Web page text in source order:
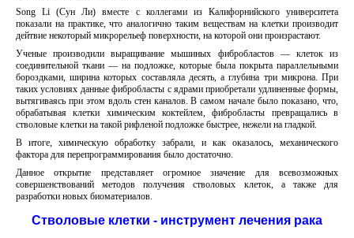
Song Li (Сун Ли) вместе с коллегами из Калифорнийского университета
показали на практике, что аналогично таким веществам на клетки производит
дейтвие некоторый микрорельеф поверхности, на которой они произрастают.
Ученые производили выращивание мышиных фибробластов — клеток из
соединительной ткани — на подложке, которые была покрыта параллельными
бороздками, ширина которых составляла десять, а глубина три микрона. При
таких условиях данные фибробласты с ядрами приобретали удлиненные формы,
вытягиваясь при этом вдоль стен каналов. В самом начале было показано, что,
обрабатывая клетки химическим коктейлем, фибробласты превращались в
стволовые клетки на такой рифленой подложке быстрее, нежели на гладкой.
В итоге, химическую обработку забрали, и как оказалось, механического
фактора для перепрограммирования было достаточно.
Данное открытие представляет огромное значение для всевозможных
совершенствований методов получения стволовых клеток, а также для
разработки новых биоматериалов.
Стволовые клетки - инструмент лечения рака